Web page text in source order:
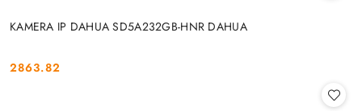
KAMERA IP DAHUA SD5A232GB-HNR DAHUA
Cena:
2863.82